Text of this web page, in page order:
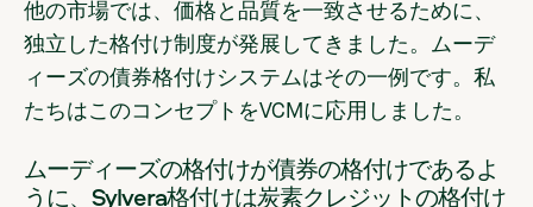
他の市場では、価格と品質を一致させるために、
独立した格付け制度が発展してきました。ムーデ
ィーズの債券格付けシステムはその一例です。私
たちはこのコンセプトをVCMに応用しました。
ムーディーズの格付けが債券の格付けであるよ
うに、Sylvera格付けは炭素クレジットの格付け